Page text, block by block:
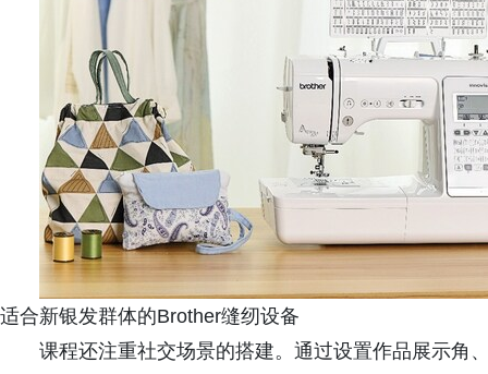
适合新银发群体的Brother缝纫设备
课程还注重社交场景的搭建。通过设置作品展示角